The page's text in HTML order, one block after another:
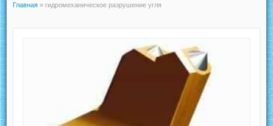
Главная » гидромеханическое разрушение угля